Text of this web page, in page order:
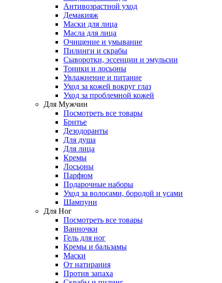
Антивозрастной уход
Демакияж
Маски для лица
Масла для лица
Очищение и умывание
Пилинги и скрабы
Сыворотки, эссенции и эмульсии
Тоники и лосьоны
Увлажнение и питание
Уход за кожей вокруг глаз
Уход за проблемной кожей
Для Мужчин
Посмотреть все товары
Бритье
Дезодоранты
Для душа
Для лица
Кремы
Лосьоны
Парфюм
Подарочные наборы
Уход за волосами, бородой и усами
Шампуни
Для Ног
Посмотреть все товары
Ванночки
Гель для ног
Кремы и бальзамы
Маски
От натирания
Против запаха